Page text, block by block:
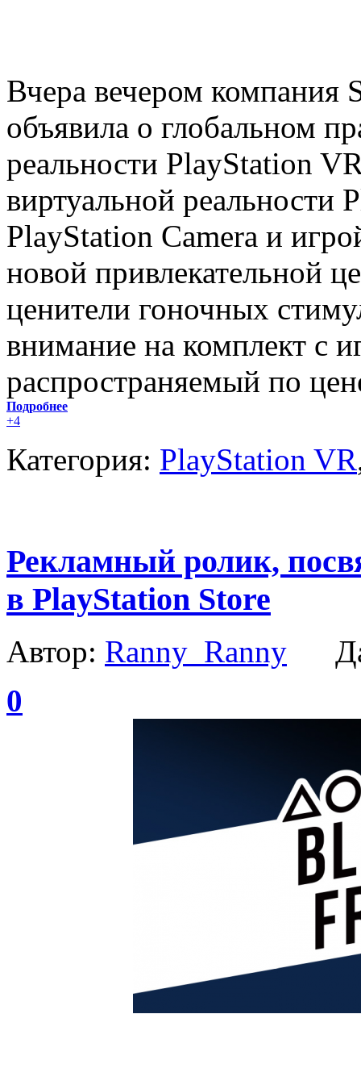
Вчера вечером компания
объявила о глобальном
реальности PlayStation
виртуальной реальности
PlayStation Camera и
новой привлекательной
ценители гоночных
внимание на комплект с
распространяемый по
Подробнее
+4
Категория: PlayStation VR
Рекламный ролик,
в PlayStation Store
Автор: Ranny_Ranny
0